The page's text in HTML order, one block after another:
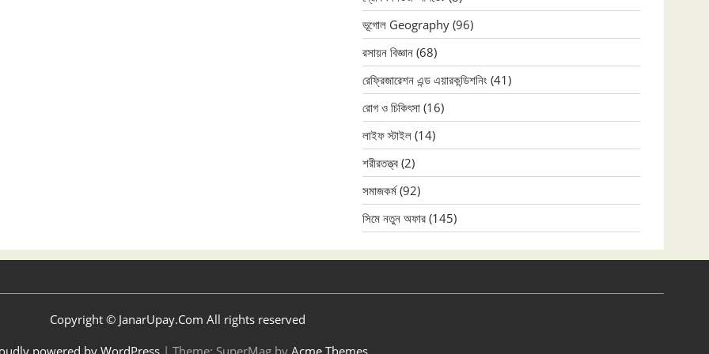
ভূগোল Geography (96)
রসায়ন বিজ্ঞান (68)
রেফ্রিজারেশন এন্ড এয়ারকন্ডিশনিং (41)
রোগ ও চিকিৎসা (16)
লাইফ স্টাইল (14)
শরীরতত্ত্ব (2)
সমাজকর্ম(92)
সিমে নতুন ‍অফার (145)
Copyright © JanarUpay.Com All rights reserved
powered by WordPress | Theme: SuperMag by Acme Themes